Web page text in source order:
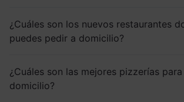
¿Cuáles son los nuevos restaurantes
puedes pedir a domicilio?
¿Cuáles son las mejores pizzerías
domicilio?